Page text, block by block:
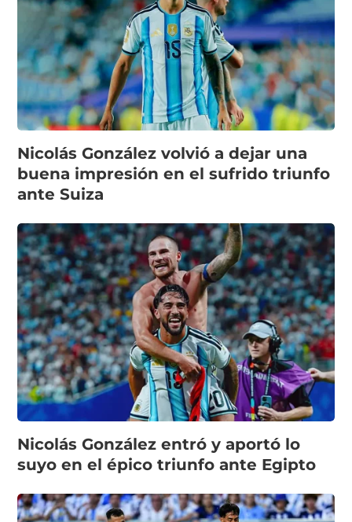
Nicolás González volvió a dejar una
buena impresión en el sufrido triunfo
ante Suiza
Nicolás González entró y aportó lo
suyo en el épico triunfo ante Egipto